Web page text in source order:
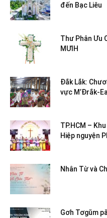
đến Bạc Liêu
Thư Phân Ưu
MƯIH
Đắk Lắk:
vực M’Đrắk-
TP.HCM –
Hiệp nguyện
Nhân Từ và
Gơh Tơgŭm